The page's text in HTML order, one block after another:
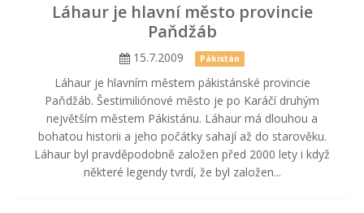
Láhaur je hlavní město provincie
Paňdžáb
15.7.2009 Pákistán
Láhaur je hlavním městem pákistánské provincie
Paňdžáb. Šestimiliónové město je po Karáčí druhým
největším městem Pákistánu. Láhaur má dlouhou a
bohatou historii a jeho počátky sahají až do starověku.
Láhaur byl pravděpodobně založen před 2000 lety i když
některé legendy tvrdí, že byl založen...